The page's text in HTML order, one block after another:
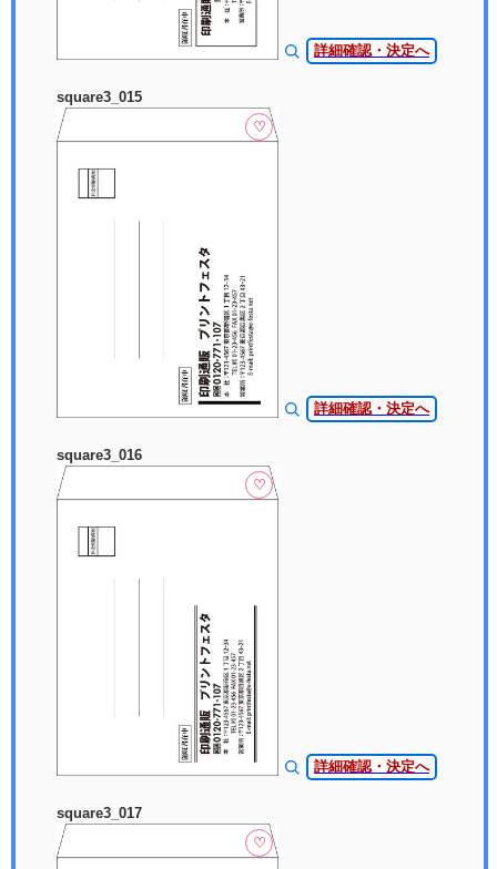
詳細確認・決定へ
square3_015
♡
詳細確認・決定へ
square3_016
♡
詳細確認・決定へ
square3_017
♡